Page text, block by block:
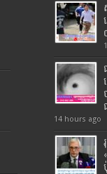
14 hours ago